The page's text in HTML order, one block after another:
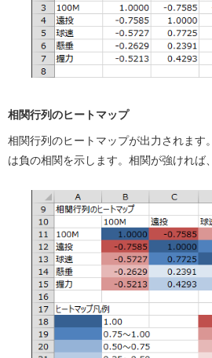
相関行列のヒートマップ
相関行列のヒートマップが出力されます
は負の相関を示します。相関が強ければ